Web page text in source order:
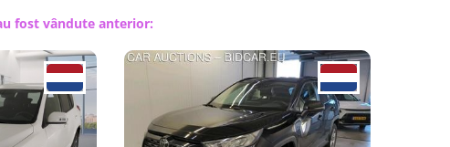
fost vândute anterior: